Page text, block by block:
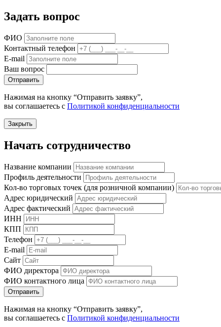
Задать вопрос
ФИО
Контактный телефон
E-mail
Ваш вопрос
Отправить
Нажимая на кнопку “Отправить заявку”,
вы соглашаетесь с Политикой конфиденциальности
Закрыть
Начать сотрудничество
Название компании
Профиль деятельности
Кол-во торговых точек (для розничной компании)
Адрес юридический
Адрес фактический
ИНН
КПП
Телефон
E-mail
Сайт
ФИО директора
ФИО контактного лица
Отправить
Нажимая на кнопку “Отправить заявку”,
вы соглашаетесь с Политикой конфиденциальности